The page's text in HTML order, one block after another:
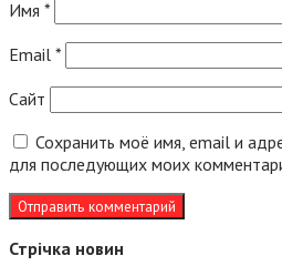
Имя *
Email *
Сайт
Сохранить моё имя, email и
для последующих моих
Стрічка новин